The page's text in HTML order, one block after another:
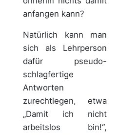
anfangen kann?
Natürlich kann man
sich als Lehrperson
dafür pseudo-
schlagfertige
Antworten
zurechtlegen, etwa
„Damit ich nicht
arbeitslos bin!“,